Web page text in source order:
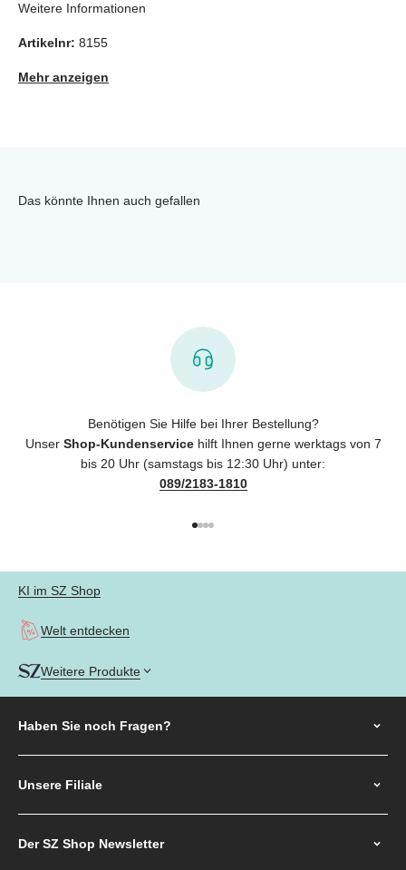
Weitere Informationen
Artikelnr: 8155
Mehr anzeigen
Das könnte Ihnen auch gefallen
Benötigen Sie Hilfe bei Ihrer Bestellung?
Unser Shop-Kundenservicehilft Ihnen gerne werktags von 7
bis 20 Uhr (samstags bis 12:30 Uhr) unter:
089/2183-1810
KI im SZ Shop
Welt entdecken
Weitere Produkte
Haben Sie noch Fragen?
Unsere Filiale
Der SZ Shop Newsletter